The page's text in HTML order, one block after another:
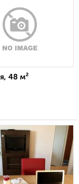
48 м²